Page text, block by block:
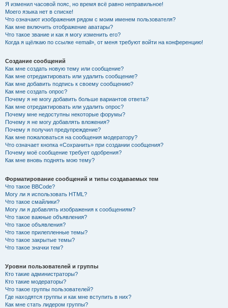
Я изменил часовой пояс, но время всё равно неправильное!
Моего языка нет в списке!
Что означают изображения рядом с моим именем пользователя?
Как мне включить отображение аватары?
Что такое звание и как я могу изменить его?
Когда я щёлкаю по ссылке «email», от меня требуют войти на конференцию!
Создание сообщений
Как мне создать новую тему или сообщение?
Как мне отредактировать или удалить сообщение?
Как мне добавить подпись к своему сообщению?
Как мне создать опрос?
Почему я не могу добавить больше вариантов ответа?
Как мне отредактировать или удалить опрос?
Почему мне недоступны некоторые форумы?
Почему я не могу добавлять вложения?
Почему я получил предупреждение?
Как мне пожаловаться на сообщения модератору?
Что означает кнопка «Сохранить» при создании сообщения?
Почему моё сообщение требует одобрения?
Как мне вновь поднять мою тему?
Форматирование сообщений и типы создаваемых тем
Что такое BBCode?
Могу ли я использовать HTML?
Что такое смайлики?
Могу ли я добавлять изображения к сообщениям?
Что такое важные объявления?
Что такое объявления?
Что такое прилепленные темы?
Что такое закрытые темы?
Что такое значки тем?
Уровни пользователей и группы
Кто такие администраторы?
Кто такие модераторы?
Что такое группы пользователей?
Где находятся группы и как мне вступить в них?
Как мне стать лидером группы?